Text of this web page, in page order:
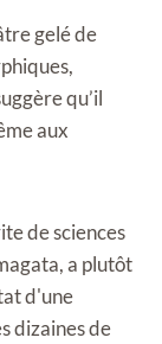
gelé de
qu’il
aux
de sciences
a plutôt
d'une
dizaines de